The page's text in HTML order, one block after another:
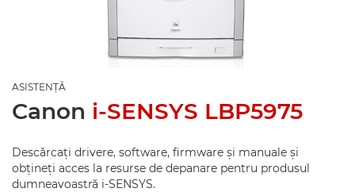
ASISTENŢĂ
Canon i-SENSYS LBP5975
Descărcaţi drivere, software, firmware şi manuale şi
obţineţi acces la resurse de depanare pentru produsul
dumneavoastră i-SENSYS.